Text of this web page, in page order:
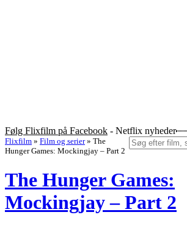
Følg Flixfilm på Facebook - Netflix nyheder
Flixfilm » Film og serier » The
Hunger Games: Mockingjay – Part 2
The Hunger Games:
Mockingjay – Part 2